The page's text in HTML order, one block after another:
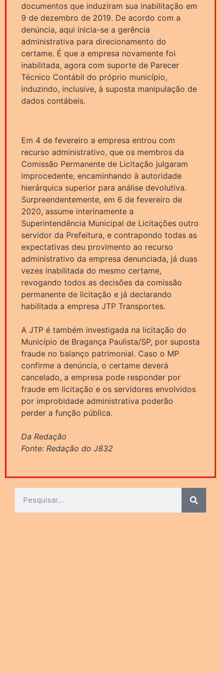
documentos que induziram sua inabilitação em
9 de dezembro de 2019. De acordo com a
denúncia, aqui inicia-se a gerência
administrativa para direcionamento do
certame. É que a empresa novamente foi
inabilitada, agora com suporte de Parecer
Técnico Contábil do próprio município,
induzindo, inclusive, à suposta manipulação de
dados contábeis.
Em 4 de fevereiro a empresa entrou com
recurso administrativo, que os membros da
Comissão Permanente de Licitação julgaram
improcedente, encaminhando à autoridade
hierárquica superior para análise devolutiva.
Surpreendentemente, em 6 de fevereiro de
2020, assume interinamente a
Superintendência Municipal de Licitações outro
servidor da Prefeitura, e contrapondo todas as
expectativas deu provimento ao recurso
administrativo da empresa denunciada, já duas
vezes inabilitada do mesmo certame,
revogando todos as decisões da comissão
permanente de licitação e já declarando
habilitada a empresa JTP Transportes.
A JTP é também investigada na licitação do
Município de Bragança Paulista/SP, por suposta
fraude no balanço patrimonial. Caso o MP
confirme a denúncia, o certame deverá
cancelado, a empresa pode responder por
fraude em licitação e os servidores envolvidos
por improbidade administrativa poderão
perder a função pública.
Da Redação
Fonte: Redação do J832